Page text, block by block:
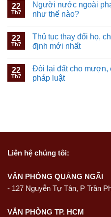
22
Th7
Người nước ngoài
như thế nào?
22
Th7
Thủ tục thay đổi họ,
định mới nhất
22
Th7
Đòi lại đất cho mượn,
pháp luật
Liên hệ chúng tôi:
VĂN PHÒNG QUẢNG NGÃI
- 127 Nguyễn Tự Tân, P Trần
VĂN PHÒNG TP. HCM